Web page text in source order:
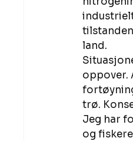
land.
oppover.
trø.
Jeg har
og